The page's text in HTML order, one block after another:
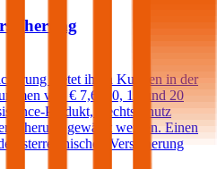
bietet ihren Kunden in der
von € 7,6, 10, 15 und 20
Produkt, Rechtsschutz
gewählt werden. Einen
Versicherung